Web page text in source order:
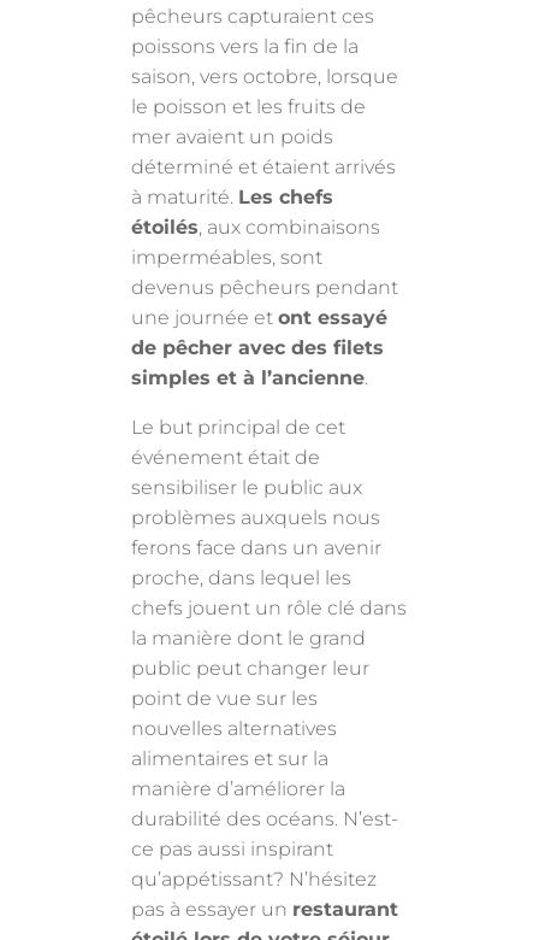
pêcheurs capturaient ces
poissons vers la fin de la
saison, vers octobre, lorsque
le poisson et les fruits de
mer avaient un poids
déterminé et étaient arrivés
à maturité. Les chefs
étoilés, aux combinaisons
imperméables, sont
devenus pêcheurs pendant
une journée etont essayé
de pêcher avec des filets
simples et à l’ancienne.
Le but principal de cet
événement était de
sensibiliser le public aux
problèmes auxquels nous
ferons face dans un avenir
proche, dans lequel les
chefs jouent un rôle clé dans
la manière dont le grand
public peut changer leur
point de vue sur les
nouvelles alternatives
alimentaires et sur la
manière d’améliorer la
durabilité des océans. N’est-
ce pas aussi inspirant
qu’appétissant? N’hésitez
pas à essayer un restaurant